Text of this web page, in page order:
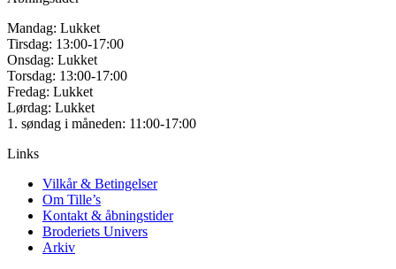
Mandag: Lukket
Tirsdag: 13:00-17:00
Onsdag: Lukket
Torsdag: 13:00-17:00
Fredag: Lukket
Lørdag: Lukket
1. søndag i måneden: 11:00-17:00
Links
Vilkår & Betingelser
Om Tille’s
Kontakt & åbningstider
Broderiets Univers
Arkiv